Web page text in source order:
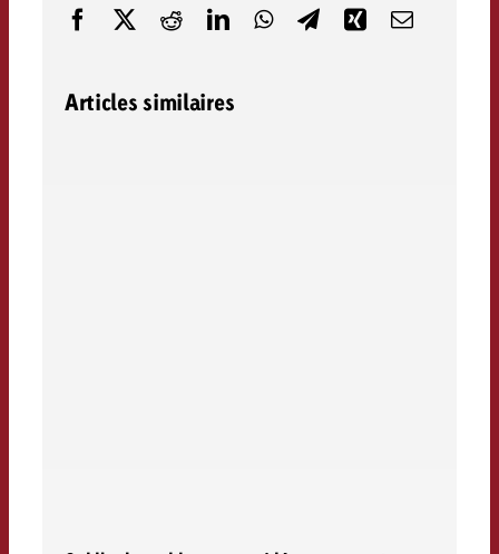
Articles similaires